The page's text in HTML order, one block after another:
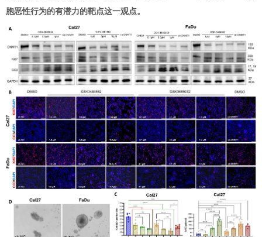
胞恶性行为的有潜力的靶点这一观点。